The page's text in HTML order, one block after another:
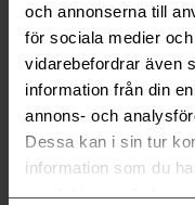
och annonserna till
för sociala medier
vidarebefordrar även
information från din
annons- och
Dessa kan i sin tur
information som du
samlat in när du har
Hur fungerar
Kan jag ångra ett
Kan ni frakta mina